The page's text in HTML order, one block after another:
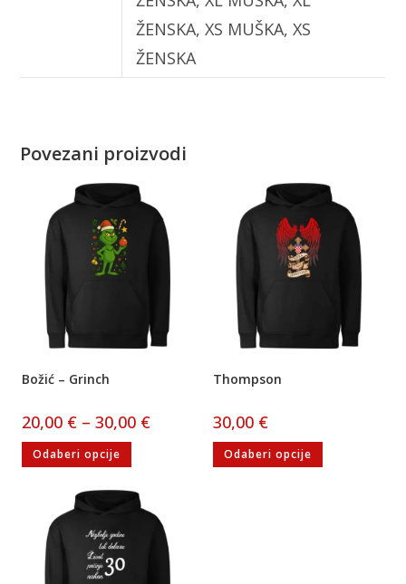
ŽENSKA, XS MUŠKA, XS
ŽENSKA
Povezani proizvodi
Božić – Grinch
20,00 € – 30,00 €
Odaberi opcije
Thompson
30,00 €
Odaberi opcije